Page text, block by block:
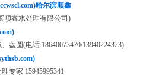
哈尔滨顺鑫
顺鑫水处理有限公司)
盘圆(电话:18640073470/13940224323)
专家 15945995341